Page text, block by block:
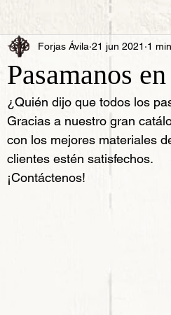
Pasamanos
Forjas Ávila 21 jun 2021 1
¿Quién dijo que todos los
Gracias a nuestro gran
con los mejores materiales
clientes estén satisfechos.
¡Contáctenos!